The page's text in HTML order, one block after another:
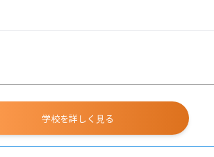
学校を詳しく見る